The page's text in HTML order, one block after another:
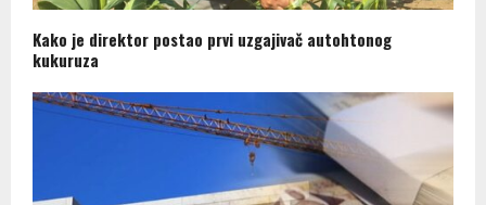
Kako je direktor postao prvi uzgajivač autohtonog
kukuruza